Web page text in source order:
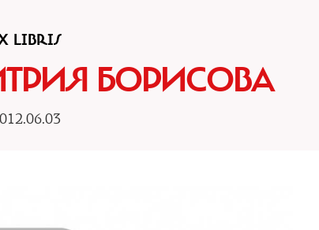
LIBRIS
БОРИСОВА